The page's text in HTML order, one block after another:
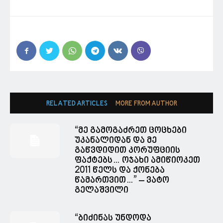
RELATED ARTICLES MORE FROM AUTHOR
“მე გამოგაძრეთ ცოცხები
უკანალიდან და მე
გაწვდიდით კორუფციის
ფაქტებს… ოჯახი ამიწიოკეთ
2011 წელს და ქონება
წამართვით…” – ვატო
გელაშვილი
“ბიძინას უნდოდა